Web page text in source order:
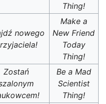
Thing!
nowego
Make a
New Friend
Today
Thing!
Zostań
Be a Mad
Scientist
Thing!